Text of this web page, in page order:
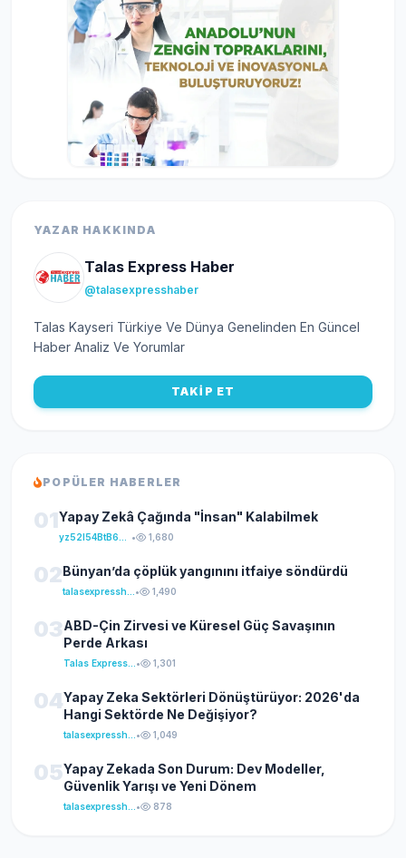
YAZAR HAKKINDA
Talas Express Haber
@talasexpresshaber
Talas Kayseri Türkiye Ve Dünya Genelinden En Güncel
Haber Analiz Ve Yorumlar
TAKİP ET
POPÜLER HABERLER
01Yapay Zekâ Çağında "İnsan" Kalabilmek
• 1,680
02Bünyan’da çöplük yangınını itfaiye söndürdü
• 1,490
03ABD-Çin Zirvesi ve Küresel Güç Savaşının
Perde Arkası
• 1,301
04Yapay Zeka Sektörleri Dönüştürüyor: 2026'da
Hangi Sektörde Ne Değişiyor?
• 1,049
05Yapay Zekada Son Durum: Dev Modeller,
Güvenlik Yarışı ve Yeni Dönem
• 878